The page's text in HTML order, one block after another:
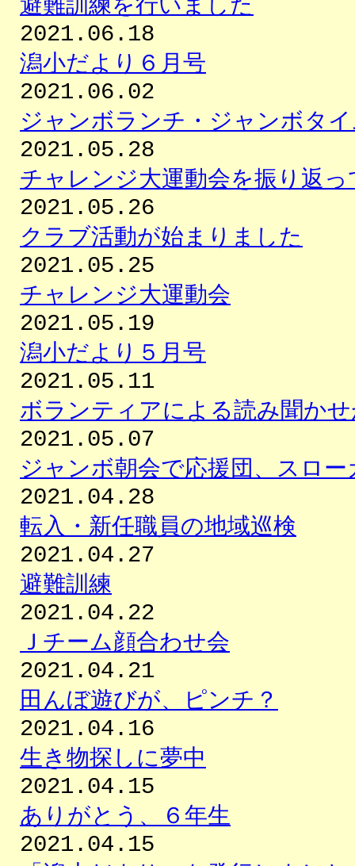
避難訓練を行いました
2021.06.18
潟小だより６月号
2021.06.02
ジャンボランチ・ジャンボタ
2021.05.28
チャレンジ大運動会を振り返っ
2021.05.26
クラブ活動が始まりました
2021.05.25
チャレンジ大運動会
2021.05.19
潟小だより５月号
2021.05.11
ボランティアによる読み聞か
2021.05.07
ジャンボ朝会で応援団、スロー
2021.04.28
転入・新任職員の地域巡検
2021.04.27
避難訓練
2021.04.22
Ｊチーム顔合わせ会
2021.04.21
田んぼ遊びが、ピンチ？
2021.04.16
生き物探しに夢中
2021.04.15
ありがとう、６年生
2021.04.15